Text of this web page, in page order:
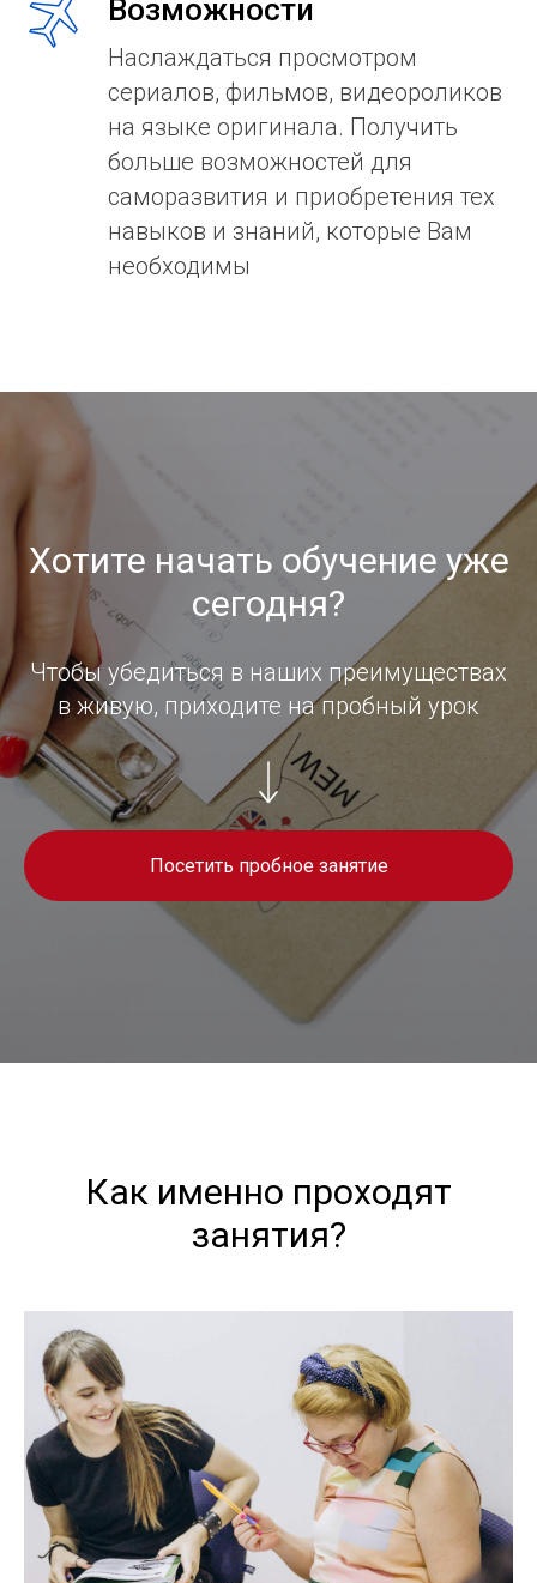
Возможности
Наслаждаться просмотром
сериалов, фильмов, видеороликов
на языке оригинала. Получить
больше возможностей для
саморазвития и приобретения тех
навыков и знаний, которые Вам
необходимы
Хотите начать обучение уже
сегодня?
Чтобы убедиться в наших преимуществах
в живую, приходите на пробный урок
Посетить пробное занятие
Как именно проходят
занятия?